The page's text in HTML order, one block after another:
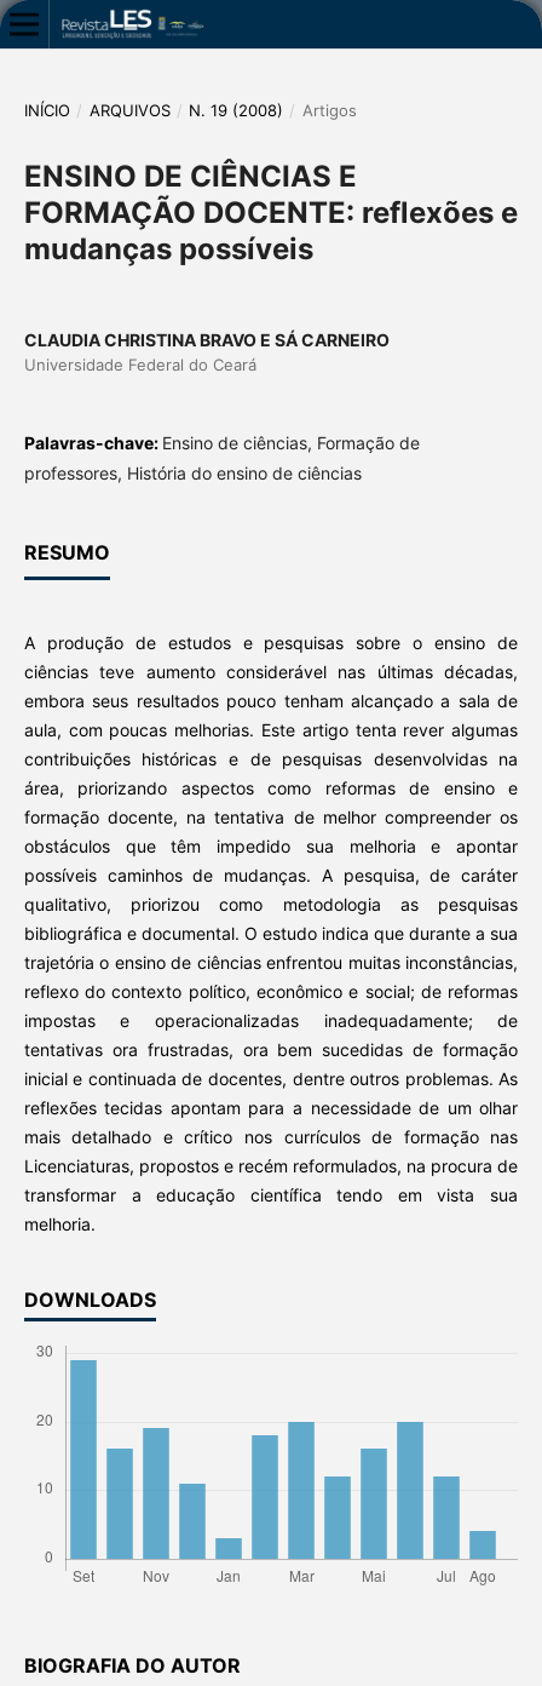
INÍCIO / ARQUIVOS / N. 19 (2008) / Artigos
ENSINO DE CIÊNCIAS E
FORMAÇÃO DOCENTE: reflexões e
mudanças possíveis
CLAUDIA CHRISTINA BRAVO E SÁ CARNEIRO
Universidade Federal do Ceará
Palavras-chave: Ensino de ciências, Formação de
professores, História do ensino de ciências
RESUMO
A produção de estudos e pesquisas sobre o ensino de
ciências teve aumento considerável nas últimas décadas,
embora seus resultados pouco tenham alcançado a sala de
aula, com poucas melhorias. Este artigo tenta rever algumas
contribuições históricas e de pesquisas desenvolvidas na
área, priorizando aspectos como reformas de ensino e
formação docente, na tentativa de melhor compreender os
obstáculos que têm impedido sua melhoria e apontar
possíveis caminhos de mudanças. A pesquisa, de caráter
qualitativo, priorizou como metodologia as pesquisas
bibliográfica e documental. O estudo indica que durante a sua
trajetória o ensino de ciências enfrentou muitas inconstâncias,
reflexo do contexto político, econômico e social; de reformas
impostas e operacionalizadas inadequadamente; de
tentativas ora frustradas, ora bem sucedidas de formação
inicial e continuada de docentes, dentre outros problemas. As
reflexões tecidas apontam para a necessidade de um olhar
mais detalhado e crítico nos currículos de formação nas
Licenciaturas, propostos e recém reformulados, na procura de
transformar a educação científica tendo em vista sua
melhoria.
DOWNLOADS
BIOGRAFIA DO AUTOR